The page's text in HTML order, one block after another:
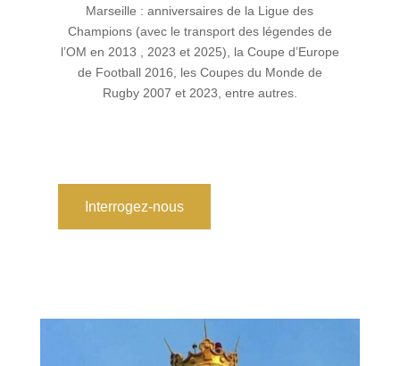
Marseille : anniversaires de la Ligue des
Champions (avec le transport des légendes de
l’OM en 2013 , 2023 et 2025), la Coupe d’Europe
de Football 2016, les Coupes du Monde de
Rugby 2007 et 2023, entre autres.
Interrogez-nous